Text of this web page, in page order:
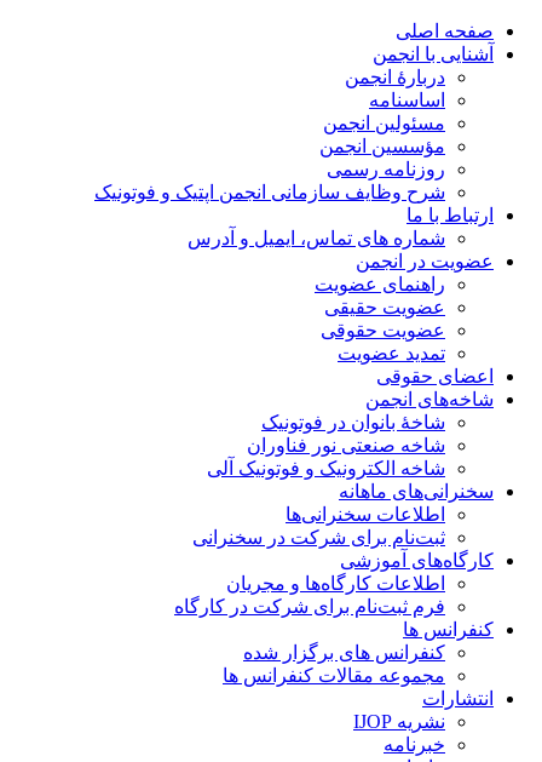
صفحه اصلی
آشنایی با انجمن
دربارۀ انجمن
اساسنامه
مسئولین انجمن
مؤسسین انجمن
روزنامه رسمی
شرح وظایف سازمانی انجمن اپتیک و فوتونیک
ارتباط با ما
شماره های تماس، ایمیل و آدرس
عضویت در انجمن
راهنمای عضویت
عضویت حقیقی
عضویت حقوقی
تمدید عضویت
اعضای حقوقی
شاخه‌های انجمن
شاخۀ بانوان در فوتونیک
شاخه صنعتی نور فناوران
شاخه‌ الکترونیک و فوتونیک آلی
سخنرانی‌های ماهانه
اطلاعات سخنرانی‌‌ها
ثبت‌نام برای شرکت در سخنرانی
کارگاه‌های آموزشی
اطلاعات کارگاه‌ها و مجریان
فرم ثبت‌نام برای شرکت در کارگاه
کنفرانس ها
کنفرانس های برگزار شده
مجموعه مقالات کنفرانس ها
انتشارات
نشریه IJOP
خبرنامه